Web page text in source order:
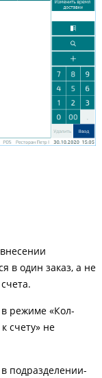
в один заказ, а не
режиме «Кол-
счету» не
подразделении-